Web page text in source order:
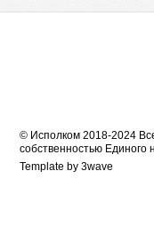
© Исполком 2018-2024
собственностью
Template by3wave